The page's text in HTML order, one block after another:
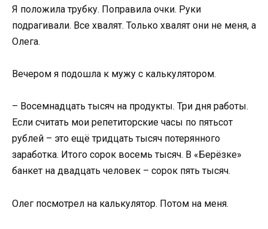
Я положила трубку. Поправила очки. Руки
подрагивали. Все хвалят. Только хвалят они не меня, а
Олега.
Вечером я подошла к мужу с калькулятором.
– Восемнадцать тысяч на продукты. Три дня работы.
Если считать мои репетиторские часы по пятьсот
рублей – это ещё тридцать тысяч потерянного
заработка. Итого сорок восемь тысяч. В «Берёзке»
банкет на двадцать человек – сорок пять тысяч.
Олег посмотрел на калькулятор. Потом на меня.